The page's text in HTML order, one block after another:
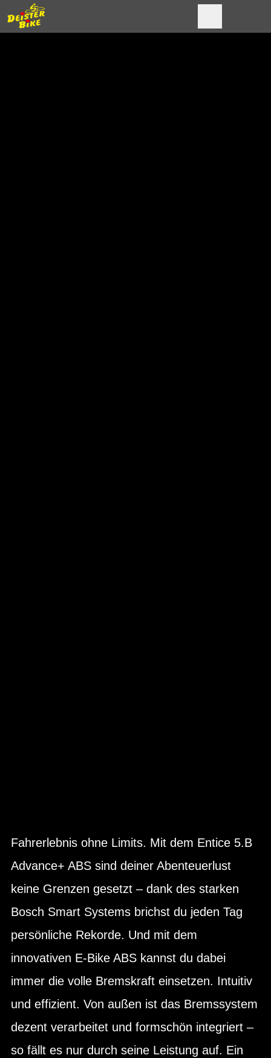
Fahrerlebnis ohne Limits. Mit dem Entice 5.B
Advance+ ABS sind deiner Abenteuerlust
keine Grenzen gesetzt – dank des starken
Bosch Smart Systems brichst du jeden Tag
persönliche Rekorde. Und mit dem
innovativen E-Bike ABS kannst du dabei
immer die volle Bremskraft einsetzen. Intuitiv
und effizient. Von außen ist das Bremssystem
dezent verarbeitet und formschön integriert –
so fällt es nur durch seine Leistung auf. Ein